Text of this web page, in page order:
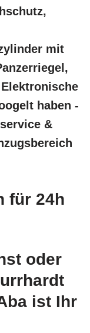
mit
haben -
&
für 24h
oder
ist Ihr